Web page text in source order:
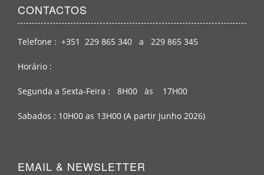
CONTACTOS
Telefone : +351 229 865 340 a 229 865 345
Horário :
Segunda a Sexta-Feira : 8H00 às 17H00
Sabados : 10H00 as 13H00 (A partir Junho 2026)
EMAIL & NEWSLETTER